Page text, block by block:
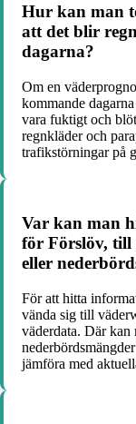
Hur kan man
att det blir
dagarna?
Om en
kommande
vara fuktigt och
regnkläder och
trafikstörningar på
Var kan man
för Förslöv, till
eller
För att hitta
vända sig till
väderdata. Där
jämföra med